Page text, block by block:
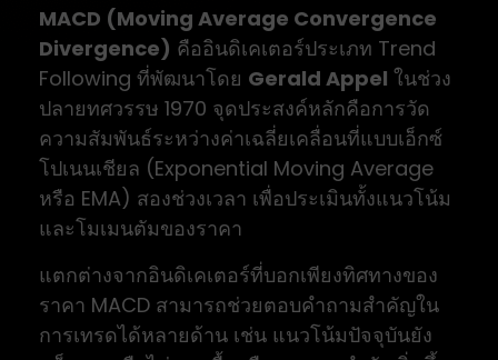
MACD (Moving Average Convergence
Divergence) คืออินดิเคเตอร์ประเภท Trend
Following ที่พัฒนาโดย Gerald Appel ในช่วง
ปลายทศวรรษ 1970 จุดประสงค์หลักคือการวัด
ความสัมพันธ์ระหว่างค่าเฉลี่ยเคลื่อนที่แบบเอ็กซ์
โปเนนเชียล (Exponential Moving Average
หรือ EMA) สองช่วงเวลา เพื่อประเมินทั้งแนวโน้ม
และโมเมนตัมของราคา
แตกต่างจากอินดิเคเตอร์ที่บอกเพียงทิศทางของ
ราคา MACD สามารถช่วยตอบคำถามสำคัญใน
การเทรดได้หลายด้าน เช่น แนวโน้มปัจจุบันยัง